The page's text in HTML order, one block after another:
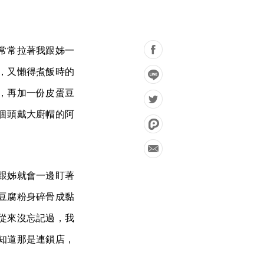
常拉著我跟姊一
又懶得煮飯時的
再加一份皮蛋豆
頭戴大廚帽的阿
姊就會一邊盯著
腐粉身碎骨成黏
來沒忘記過，我
道那是連鎖店，